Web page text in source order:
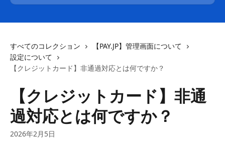
すべてのコレクション
【PAY.JP】管理画面について
設定について
【クレジットカード】非通過対応とは何ですか？
【クレジットカード】非通
過対応とは何ですか？
2026年2月5日